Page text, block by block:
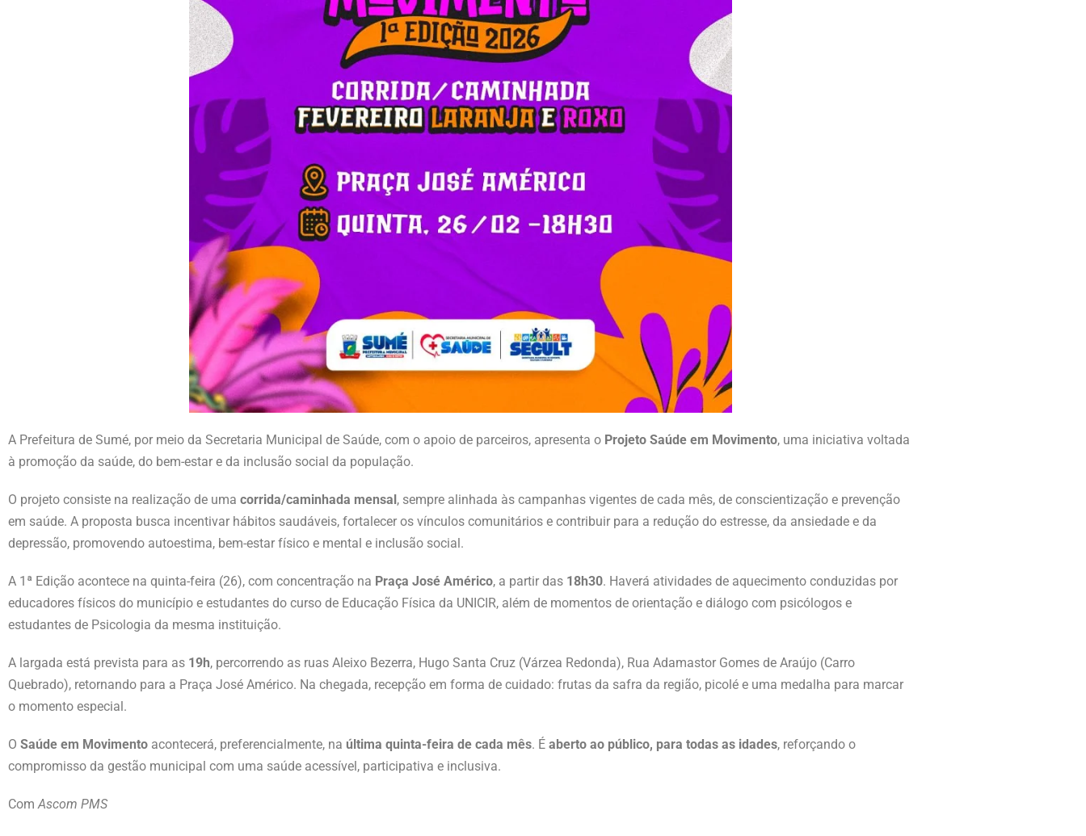
A Prefeitura de Sumé, por meio da Secretaria Municipal de Saúde, com o apoio de parceiros, apresenta o Projeto Saúde em Movimento, uma iniciativa voltada
à promoção da saúde, do bem-estar e da inclusão social da população.
O projeto consiste na realização de uma corrida/caminhada mensal, sempre alinhada às campanhas vigentes de cada mês, de conscientização e prevenção
em saúde. A proposta busca incentivar hábitos saudáveis, fortalecer os vínculos comunitários e contribuir para a redução do estresse, da ansiedade e da
depressão, promovendo autoestima, bem-estar físico e mental e inclusão social.
A 1ª Edição acontece na quinta-feira (26), com concentração na Praça José Américo, a partir das 18h30. Haverá atividades de aquecimento conduzidas por
educadores físicos do município e estudantes do curso de Educação Física da UNICIR, além de momentos de orientação e diálogo com psicólogos e
estudantes de Psicologia da mesma instituição.
A largada está prevista para as 19h, percorrendo as ruas Aleixo Bezerra, Hugo Santa Cruz (Várzea Redonda), Rua Adamastor Gomes de Araújo (Carro
Quebrado), retornando para a Praça José Américo. Na chegada, recepção em forma de cuidado: frutas da safra da região, picolé e uma medalha para marcar
o momento especial.
O Saúde em Movimento acontecerá, preferencialmente, na última quinta-feira de cada mês. É aberto ao público, para todas as idades, reforçando o
compromisso da gestão municipal com uma saúde acessível, participativa e inclusiva.
Com Ascom PMS